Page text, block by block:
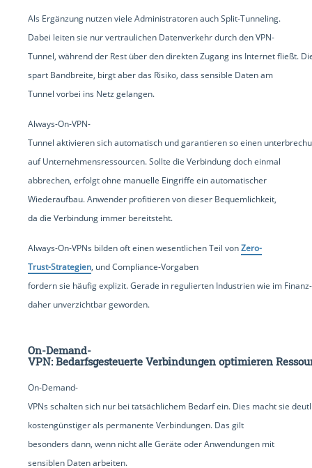
Als Ergänzung nutzen viele Administratoren auch Split-Tunneling.
Dabei leiten sie nur vertraulichen Datenverkehr durch den VPN-
Tunnel, während der Rest über den direkten Zugang ins Internet fließt.
spart Bandbreite, birgt aber das Risiko, dass sensible Daten am
Tunnel vorbei ins Netz gelangen.
Always-On-VPN-
Tunnel aktivieren sich automatisch und garantieren so einen
auf Unternehmensressourcen. Sollte die Verbindung doch einmal
abbrechen, erfolgt ohne manuelle Eingriffe ein automatischer
Wiederaufbau. Anwender profitieren von dieser Bequemlichkeit,
da die Verbindung immer bereitsteht.
Always-On-VPNs bilden oft einen wesentlichen Teil vonZero-
Trust-Strategien, und Compliance-Vorgaben
fordern sie häufig explizit. Gerade in regulierten Industrien wie im
daher unverzichtbar geworden.
On-Demand-
VPN: Bedarfsgesteuerte Verbindungen optimieren
On-Demand-
VPNs schalten sich nur bei tatsächlichem Bedarf ein. Dies macht sie
kostengünstiger als permanente Verbindungen. Das gilt
besonders dann, wenn nicht alle Geräte oder Anwendungen mit
sensiblen Daten arbeiten.